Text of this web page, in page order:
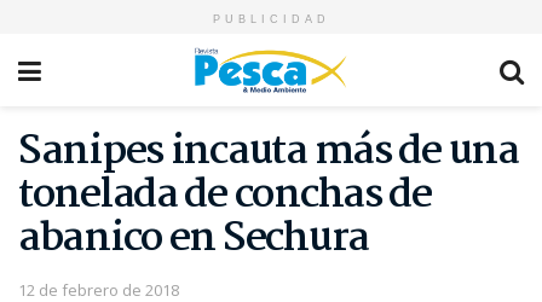
PUBLICIDAD
Sanipes incauta más de una
tonelada de conchas de
abanico en Sechura
12 de febrero de 2018